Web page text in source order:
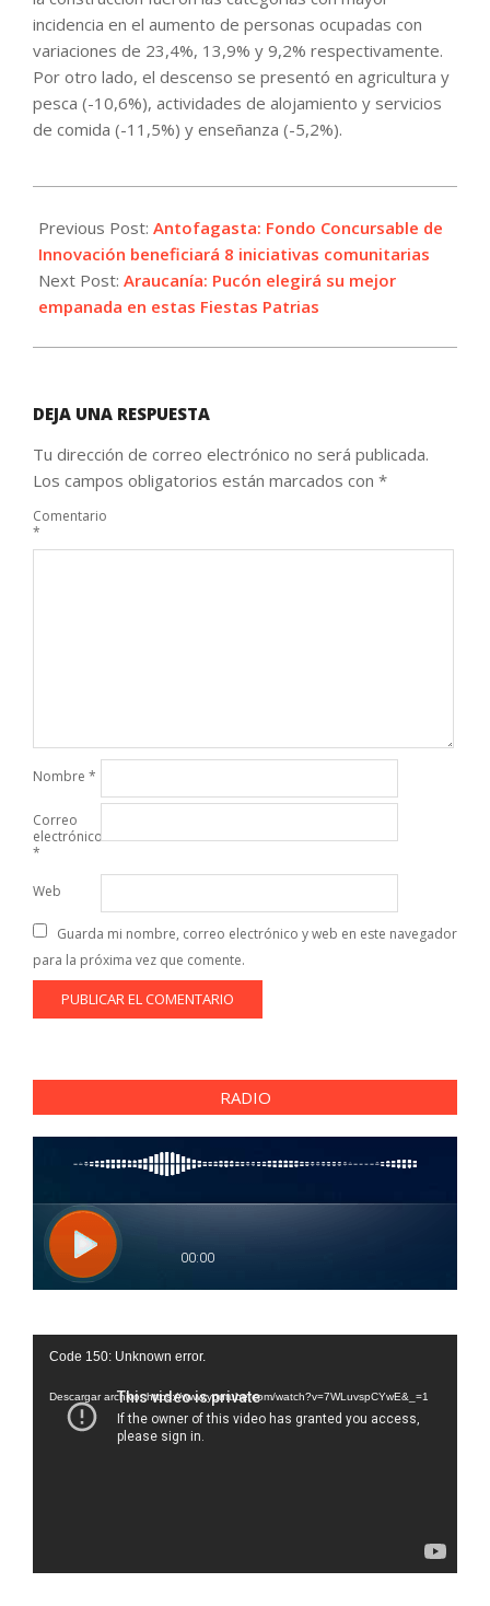
incidencia en el aumento de personas ocupadas con
variaciones de 23,4%, 13,9% y 9,2% respectivamente.
Por otro lado, el descenso se presentó en agricultura y
pesca (-10,6%), actividades de alojamiento y servicios
de comida (-11,5%) y enseñanza (-5,2%).
08-
30
Previous Post: Antofagasta: Fondo Concursable de
Innovación beneficiará 8 iniciativas comunitarias
Next Post: Araucanía: Pucón elegirá su mejor
empanada en estas Fiestas Patrias
DEJA UNA RESPUESTA
Tu dirección de correo electrónico no será publicada.
Los campos obligatorios están marcados con *
Comentario
*
Nombre *
Correo
electrónico
*
Web
Guarda mi nombre, correo electrónico y web en este navegador
para la próxima vez que comente.
RADIO
Reproductor
vídeo
Code 150: Unknown error.
Descargar archivo: https://www.youtube.com/watch?v=7WLuvspCYwE&_=1